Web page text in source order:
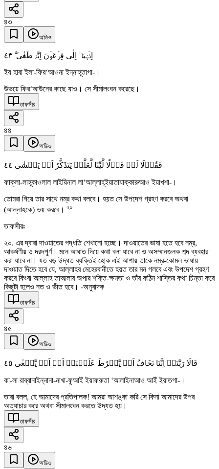
৪৩
অডিও
اِذۡہَبَاۤ اِلٰی فِرۡعَوۡنَ اِنَّہٗ طَغٰی ۚۖ ٤٣
ইয হাবা ইলা-ফির‘আওনা ইন্নাহূতাগা-।
উভয়ে ফির‘আউনের কাছে যাও। সে সীমালংঘন করেছে।
তাফসীর
৪৪
অডিও
فَقُوۡلَا لَہٗ قَوۡلًا لَّیِّنًا لَّعَلَّہٗ یَتَذَکَّرُ اَوۡ یَخۡشٰی ٤٤
ফাকূলা-লাহূকাওলাল লাইয়িনাল লা‘আল্লাহূইয়াতাযাক্কারুআও ইয়াখশা-।
তোমরা গিয়ে তার সাথে নম্র কথা বলবে। হয়ত সে উপদেশ গ্রহণ করবে অথবা
(আল্লাহকে) ভয় করবে। ২০
তাফসীরঃ
২০. এর দ্বারা দাওয়াতের পদ্ধতি শেখানো হচ্ছে। দাওয়াতের ভাষা হতে হবে নম্র,
আকর্ষণীয় ও দরদপূর্ণ। মনে আঘাত দিয়ে কথা বলা যাবে না ও অসম্মানজনক শব্দ ব্যবহার
করা যাবে না। যত বড় উদ্ধত ব্যক্তিই হোক এই আশায় তাকে নম্র-কোমল ভাষায়
দাওয়াত দিতে হবে যে, আল্লাহর মেহেরবানীতে হয়ত তার মন গলবে এবং উপদেশ গ্রহণ
করবে কিংবা আল্লাহ তাআলার অপার শক্তি-ক্ষমতা ও তাঁর কঠিন শাস্তির কথা চিন্তা করে
কিছুটা হলেও নত ও ভীত হবে। -অনুবাদক
তাফসীর
৪৫
অডিও
قَالَا رَبَّنَاۤ اِنَّنَا نَخَافُ اَنۡ یَّفۡرُطَ عَلَیۡنَاۤ اَوۡ اَنۡ یَّطۡغٰی ٤٥
কা-লা রাব্বানাইন্নানা-নাখা-ফুআইঁ ইয়াফরুতা ‘আলাইনাআও আইঁ ইয়াতগা-।
তারা বলল, হে আমাদের প্রতিপালক! আমরা আশঙ্কা করি সে কিনা আমাদের উপর
অত্যাচার করে অথবা সীমালংঘন করতে উদ্যত হয়।
তাফসীর
৪৬
অডিও